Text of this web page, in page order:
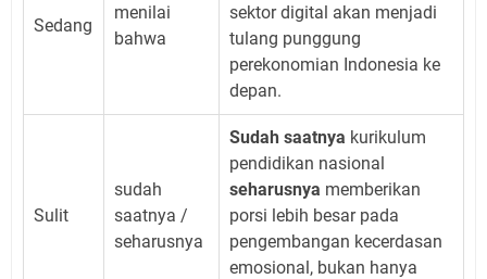
Sedang
menilai
bahwa
sektor digital akan menjadi
tulang punggung
perekonomian Indonesia ke
depan.
Sulit
sudah
saatnya /
seharusnya
Sudah saatnya kurikulum
pendidikan nasional
seharusnya memberikan
porsi lebih besar pada
pengembangan kecerdasan
emosional, bukan hanya